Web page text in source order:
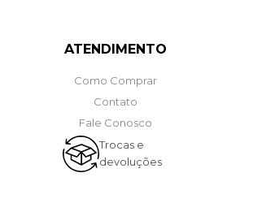
ATENDIMENTO
Como Comprar
Contato
Fale Conosco
Trocas e
devoluções